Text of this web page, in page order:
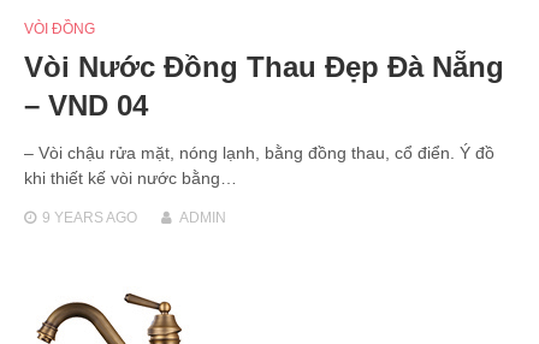
VÒI ĐỒNG
Vòi Nước Đồng Thau Đẹp Đà Nẵng
– VND 04
– Vòi chậu rửa mặt, nóng lạnh, bằng đồng thau, cổ điển. Ý đồ
khi thiết kế vòi nước bằng…
9 YEARSAGO ADMIN